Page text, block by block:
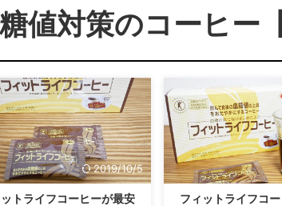
値対策のコーヒー
2019/10/5
トライフコーヒーが最安
フィットライフコ